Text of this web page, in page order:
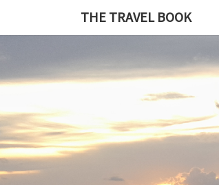
THE TRAVEL BOOK